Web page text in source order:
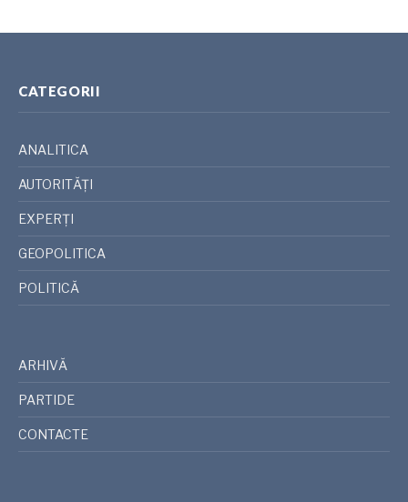
CATEGORII
ANALITICA
AUTORITĂȚI
EXPERȚI
GEOPOLITICA
POLITICĂ
ARHIVĂ
PARTIDE
CONTACTE